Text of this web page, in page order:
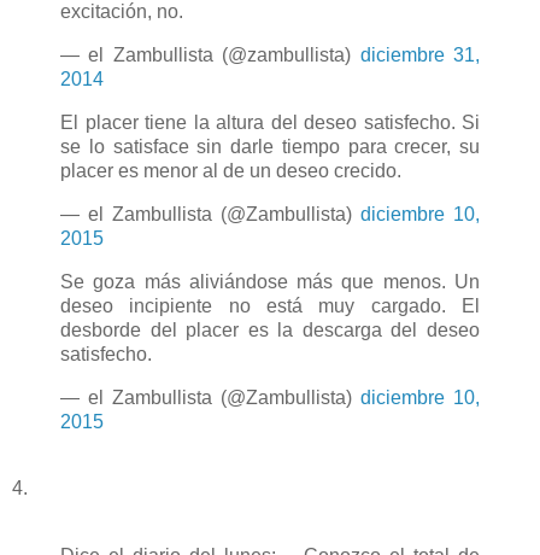
excitación, no.
— el Zambullista (@zambullista) diciembre 31,
2014
El placer tiene la altura del deseo satisfecho. Si
se lo satisface sin darle tiempo para crecer, su
placer es menor al de un deseo crecido.
— el Zambullista (@Zambullista) diciembre 10,
2015
Se goza más aliviándose más que menos. Un
deseo incipiente no está muy cargado. El
desborde del placer es la descarga del deseo
satisfecho.
— el Zambullista (@Zambullista) diciembre 10,
2015
4.